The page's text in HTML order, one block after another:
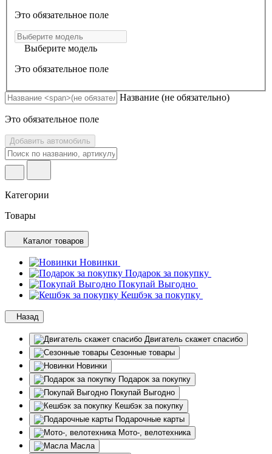
Это обязательное поле
Выберите модель
Это обязательное поле
Название (не обязательно)
Это обязательное поле
Добавить автомобиль
Категории
Товары
Каталог товаров
Новинки
Подарок за покупку
Покупай Выгодно
Кешбэк за покупку
Назад
Двигатель скажет спасибо
Сезонные товары
Новинки
Подарок за покупку
Покупай Выгодно
Кешбэк за покупку
Подарочные карты
Мото-, велотехника
Масла